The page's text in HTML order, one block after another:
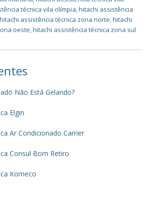
técnica vila olímpia,hitachi assistência
hitachi assistência técnica zona norte,hitachi
oeste,hitachi assistência técnica zona sul
Não Está Gelando?
Elgin
Ar Condicionado Carrier
Consul Bom Retiro
Komeco